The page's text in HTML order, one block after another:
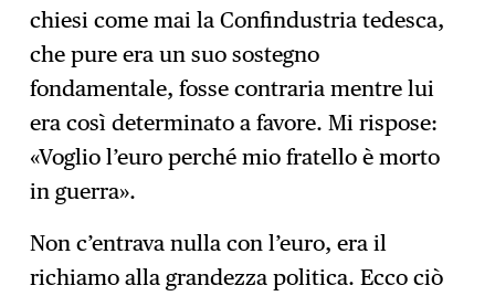
chiesi come mai la Confindustria tedesca,
che pure era un suo sostegno
fondamentale, fosse contraria mentre lui
era così determinato a favore. Mi rispose:
«Voglio l’euro perché mio fratello è morto
in guerra».
Non c’entrava nulla con l’euro, era il
richiamo alla grandezza politica. Ecco ciò